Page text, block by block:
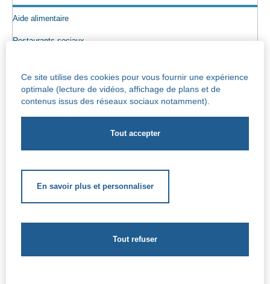
Ce site utilise des cookies pour vous fournir une expérience
optimale (lecture de vidéos, affichage de plans et de
contenus issus des réseaux sociaux notamment).
En savoir plus et personnaliser
Aide alimentaire
Restaurants sociaux
Epicerie sociale
Socio-culturel
Soutien scolaire